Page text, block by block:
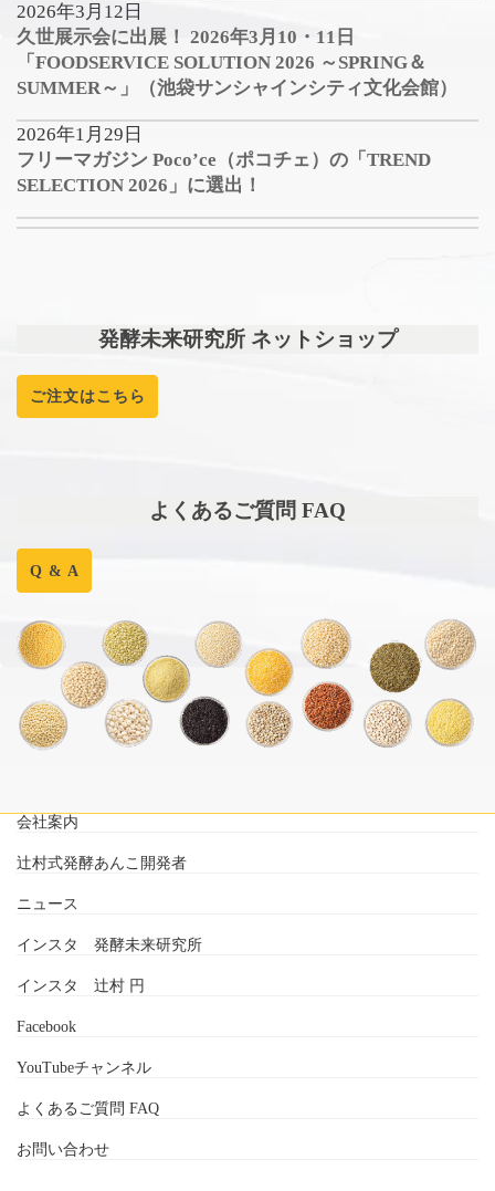
2026年3月12日
久世展示会に出展！ 2026年3月10・11日
「FOODSERVICE SOLUTION 2026 ～SPRING＆
SUMMER～」（池袋サンシャインシティ文化会館）
2026年1月29日
フリーマガジン Poco’ce（ポコチェ）の「TREND
SELECTION 2026」に選出！
発酵未来研究所 ネットショップ
ご注文はこちら
よくあるご質問 FAQ
Q & A
会社案内
辻村式発酵あんこ開発者
ニュース
インスタ 発酵未来研究所
インスタ 辻村 円
Facebook
YouTubeチャンネル
よくあるご質問 FAQ
お問い合わせ